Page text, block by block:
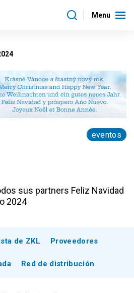
Menu
eventos
sus partners Feliz Navidad
2024
de ZKL Proveedores
Red de distribución